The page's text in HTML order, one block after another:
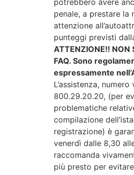
penale, a prestare la
attenzione
punteggi previsti
ATTENZIONE!! NON
FAQ. Sono
espressamente
L’assistenza, numero
800.29.20.20, (per
problematiche
compilazione
registrazione) è
venerdì dalle 8,30
raccomanda
più presto per